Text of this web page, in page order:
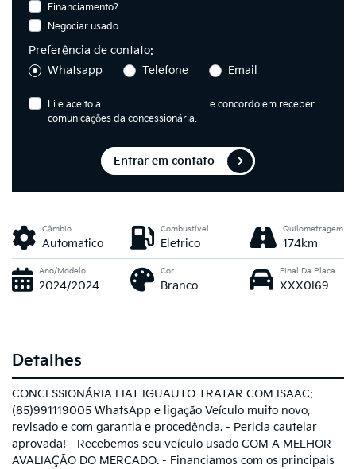
Financiamento?
Negociar usado
Preferência de contato:
Whatsapp
Telefone Email
Li e aceito a
e concordo em receber
comunicações da concessionária.
Entrar em contato
Câmbio
Automatico
Combustível
Eletrico
Quilometragem
174km
Ano/Modelo
2024/2024
Cor
Branco
Final Da Placa
XXX0I69
Detalhes
CONCESSIONÁRIA FIAT IGUAUTO TRATAR COM ISAAC:
(85)991119005 WhatsApp e ligação Veículo muito novo,
revisado e com garantia e procedência. - Pericia cautelar
aprovada! - Recebemos seu veículo usado COM A MELHOR
AVALIAÇÃO DO MERCADO. - Financiamos com os principais